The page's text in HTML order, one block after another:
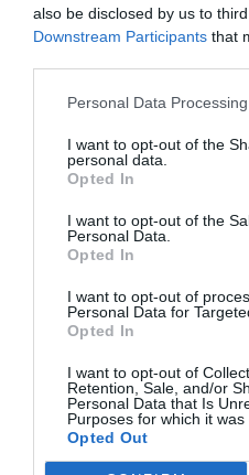
also be disclosed by us to
Downstream Participants that
Personal Data
I want to opt-out of the
personal data.
Opted In
I want to opt-out of the
Personal Data.
Opted In
I want to opt-out of
Personal Data for
Opted In
I want to opt-out of
Retention, Sale, and/or
Personal Data that Is
Purposes for which it was
Opted Out
SOCIEDAD
“biopolítica”,
Virgen
SOCIEDAD
Eslovaquia no
Europea
Eulogio López
Marcelo Gullo: “El
historia, de poner la
desmontar la
cristiano"
por Hispanidad